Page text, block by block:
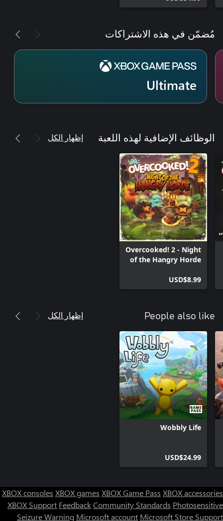
مُضمّن في هذه الاشتراكات
Ultimate
الوظائف الإضافية لهذه اللعبة إظهار الكل
Overcooked! 2 - Night
of the Hangry Horde
USD$8.99
People also like إظهار الكل
Wobbly Life
USD$24.99
XBOX consoles XBOX games XBOX Game Pass XBOX accessories
XBOX Support FeedbackCommunity Standards Photosensitive
Seizure Warning Microsoft account Microsoft Store Support